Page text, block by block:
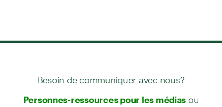
Besoin de communiquer avec nous?
Personnes-ressources pour les médias ou